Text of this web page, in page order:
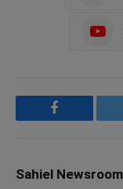
Facebook
Sahiel Newsroom